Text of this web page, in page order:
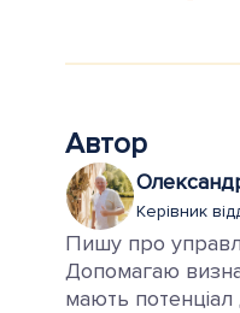
Автор
Керівник
Пишу про
Допомагаю
мають потенціал